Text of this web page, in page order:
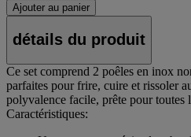
Ajouter au panier
détails du produit
Ce set comprend 2 poêles en inox
parfaites pour frire, cuire et rissoler
polyvalence facile, prête pour toutes
Caractéristiques: